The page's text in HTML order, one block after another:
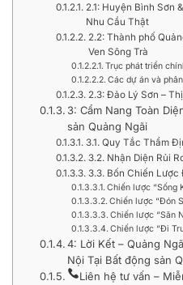
2.1: Huyện Bình Sơn
Nhu Cầu Thật
2.2: Thành phố
Ven Sông Trà
Trục phát triển
Các dự án và
2.3: Đảo Lý Sơn –
3: Cẩm Nang Toàn
sản Quảng Ngãi
3.1. Quy Tắc Thẩm
3.2. Nhận Diện Rủi
3.3. Bốn Chiến Lược
Chiến lược “Sống
Chiến lược “Đón
Chiến lược “Săn
Chiến lược “Đi
4: Lời Kết – Quảng
Nội Tại Bất động sản
Liên hệ tư vấn –